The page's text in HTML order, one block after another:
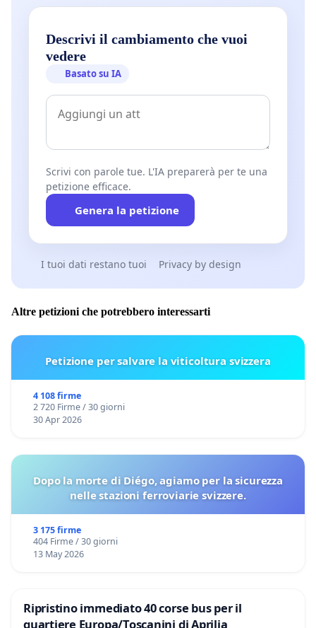
Descrivi il cambiamento che vuoi
vedere
Basato su IA
Scrivi con parole tue. L'IA preparerà per te una
petizione efficace.
Genera la petizione
I tuoi dati restano tuoi Privacy by design
Altre petizioni che potrebbero interessarti
Petizione per salvare la viticoltura svizzera
4 108 firme
2 720 Firme / 30 giorni
30 Apr 2026
Dopo la morte di Diégo, agiamo per la sicurezza
nelle stazioni ferroviarie svizzere.
3 175 firme
404 Firme / 30 giorni
13 May 2026
Ripristino immediato 40 corse bus per il
quartiere Europa/Toscanini di Aprilia